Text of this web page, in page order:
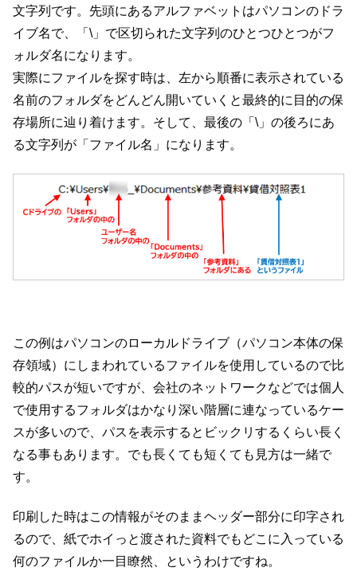
文字列です。先頭にあるアルファベットはパソコンのドラ
イブ名で、「\」で区切られた文字列のひとつひとつがフ
ォルダ名になります。
実際にファイルを探す時は、左から順番に表示されている
名前のフォルダをどんどん開いていくと最終的に目的の保
存場所に辿り着けます。そして、最後の「\」の後ろにあ
る文字列が「ファイル名」になります。
この例はパソコンのローカルドライブ（パソコン本体の保
存領域）にしまわれているファイルを使用しているので比
較的パスが短いですが、会社のネットワークなどでは個人
で使用するフォルダはかなり深い階層に連なっているケー
スが多いので、パスを表示するとビックリするくらい長く
なる事もあります。でも長くても短くても見方は一緒で
す。
印刷した時はこの情報がそのままヘッダー部分に印字され
るので、紙でホイっと渡された資料でもどこに入っている
何のファイルか一目瞭然、というわけですね。